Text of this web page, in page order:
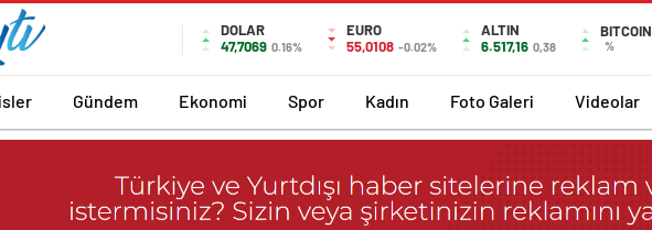
DOLAR
47,7069 0.16%
EURO
55,0108 -0.02%
ALTIN
6.517,16 0,38
BITCOIN
%
Gündem Ekonomi Spor Kadın Foto Galeri Videolar